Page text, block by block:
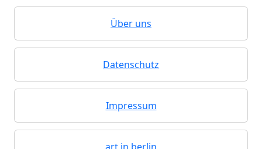
Über uns
Datenschutz
Impressum